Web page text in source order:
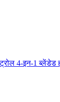
4-इन-1 ब्लेंडेड